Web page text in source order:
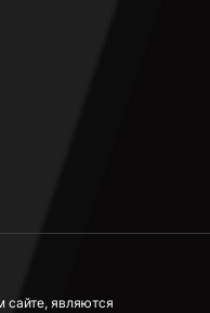
сайте, являются